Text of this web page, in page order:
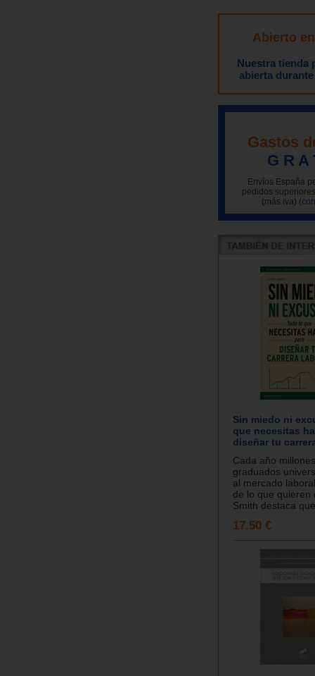
Abierto
Nuestra tienda
abierta
Gastos
G R A
Envíos España
pedidos
(más iva)
Sin miedo ni
que necesitas
diseñar tu
Cada año
graduados
al mercado
de lo que quieren
Smith destaca
17.50 €